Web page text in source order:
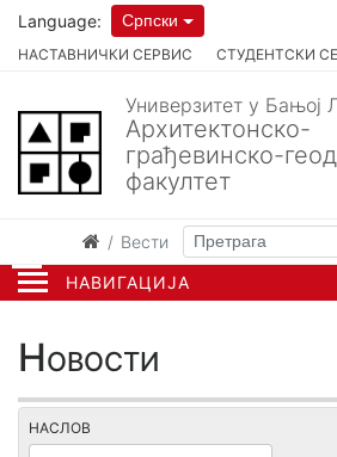
НАВИГАЦИЈА
НАСТАВНИЧКИ СЕРВИС СТУДЕНТСКИ
Language: Српски
Универзитет у Бањој
Архитектонско-
грађевинско-
факултет
Вести
Новости
НАСЛОВ